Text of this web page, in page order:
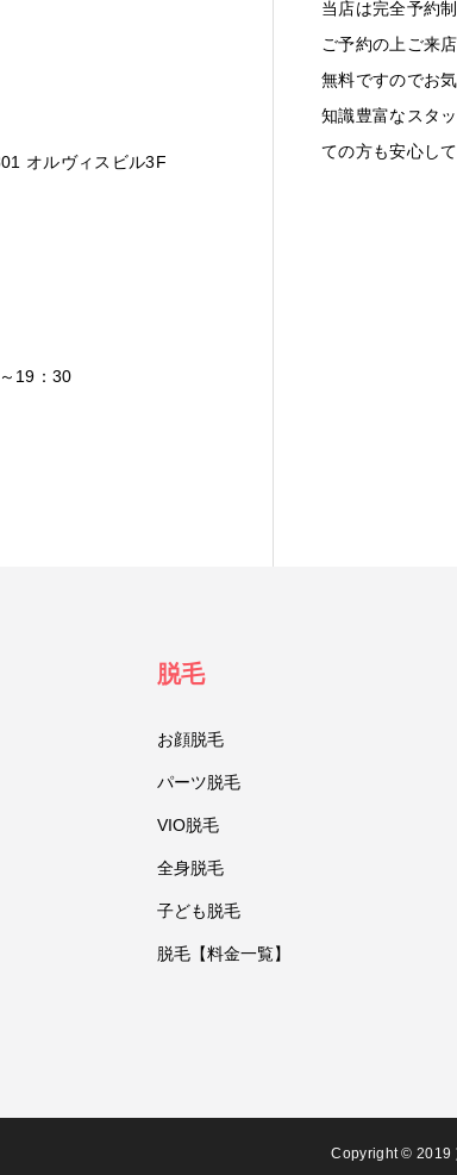
オルヴィスビル3F
19：30
当店は完全予約制
ご予約の上ご来
無料ですのでお
知識豊富なスタ
ての方も安心し
脱毛
お顔脱毛
パーツ脱毛
VIO脱毛
全身脱毛
子ども脱毛
脱毛【料金一覧】
Copyright © 2019